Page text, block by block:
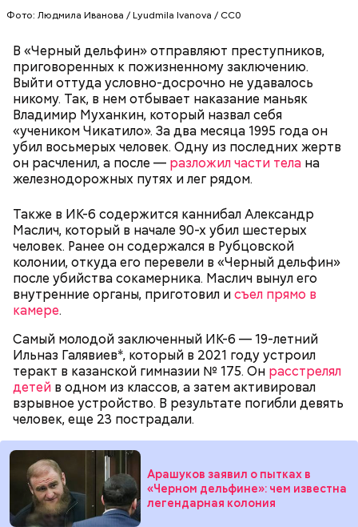
Фото: Людмила Иванова / Lyudmila Ivanova / CC0
В «Черный дельфин» отправляют преступников,
приговоренных к пожизненному заключению.
Выйти оттуда условно-досрочно не удавалось
никому. Так, в нем отбывает наказание маньяк
Владимир Муханкин, который назвал себя
«учеником Чикатило». За два месяца 1995 года он
убил восьмерых человек. Одну из последних жертв
он расчленил, а после — разложил части тела на
железнодорожных путях и лег рядом.
Также в ИК-6 содержится каннибал Александр
Маслич, который в начале 90-х убил шестерых
человек. Ранее он содержался в Рубцовской
колонии, откуда его перевели в «Черный дельфин»
после убийства сокамерника. Маслич вынул его
внутренние органы, приготовил исъел прямо в
камере.
Самый молодой заключенный ИК-6 — 19-летний
Ильназ Галявиев*, который в 2021 году устроил
теракт в казанской гимназии № 175. Он расстрелял
детей в одном из классов, а затем активировал
взрывное устройство. В результате погибли девять
человек, еще 23 пострадали.
Арашуков заявил о пытках в
«Черном дельфине»: чем известна
легендарная колония
Позднее Миссюра рассказывал, что травил отчима
из мести, но не планировал его убивать. Теперь же
подозреваемый уверен, что мужчина напрямую
влияет на ход расследования с помощью денег и
связей, препятствует общению пасынка с матерью.
Одним из своих самых близких людей Миссюра
считал младшую сестру, которую тоже травил. Он
гордился, что подсказал родителям имя для
малышки, когда та появилась на свет. По словам
брата, когда девочка подросла, отчим стал
вымещать на ней свою агрессию. Также Миссюра
очень тепло отзывается о своем приятеле
Константине, отрицает причастность к его смерти
и говорит, что следователи «пытаются
осквернить» их дружбу.